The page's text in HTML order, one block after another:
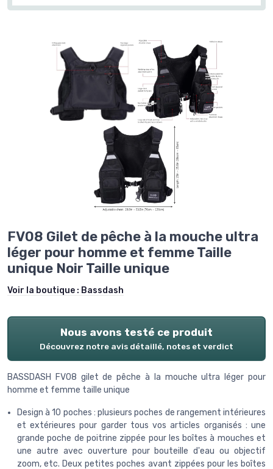
FV08 Gilet de pêche à la mouche ultra
léger pour homme et femme Taille
unique Noir Taille unique
Voir la boutique : Bassdash
Nous avons testé ce produit
Découvrez notre avis détaillé, notes et verdict
BASSDASH FV08 gilet de pêche à la mouche ultra léger pour
homme et femme taille unique
Design à 10 poches : plusieurs poches de rangement intérieures
et extérieures pour garder tous vos articles organisés : une
grande poche de poitrine zippée pour les boîtes à mouches et
une autre avec ouverture pour bouteille d'eau ou objectif
zoom, etc. Deux petites poches avant zippées pour les boîtes